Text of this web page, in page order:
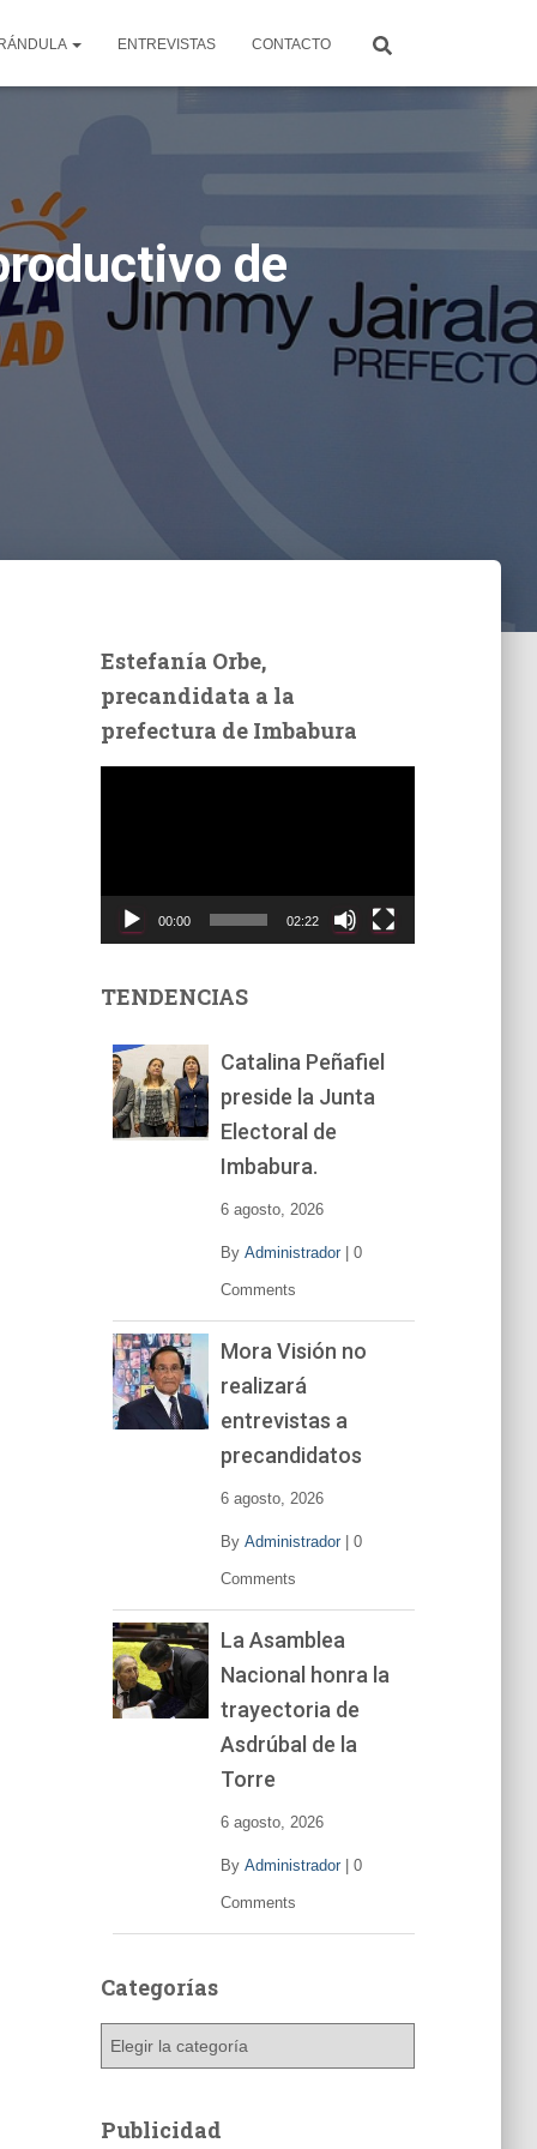
ENTREVISTAS CONTACTO
de
Estefanía Orbe,
precandidata a la
prefectura de Imbabura
t
00:00 02:22
TENDENCIAS
Catalina Peñafiel
preside la Junta
Electoral de
Imbabura.
6 agosto, 2026
By Administrador| 0
Comments
Mora Visión no
realizará
entrevistas a
precandidatos
6 agosto, 2026
By Administrador| 0
Comments
La Asamblea
Nacional honra la
trayectoria de
Asdrúbal de la
Torre
6 agosto, 2026
By Administrador| 0
Comments
Categorías
g
Publicidad